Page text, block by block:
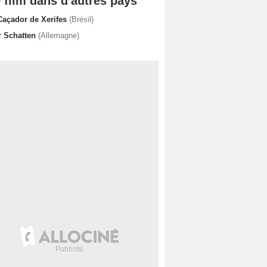
de Xerifes (Brésil)
Schatten (Allemagne)